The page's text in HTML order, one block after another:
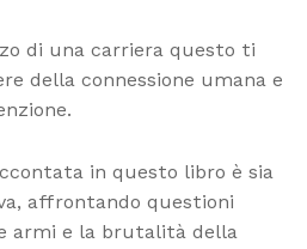
di una carriera questo ti
della connessione umana e
in questo libro è sia
affrontando questioni
armi e la brutalità della